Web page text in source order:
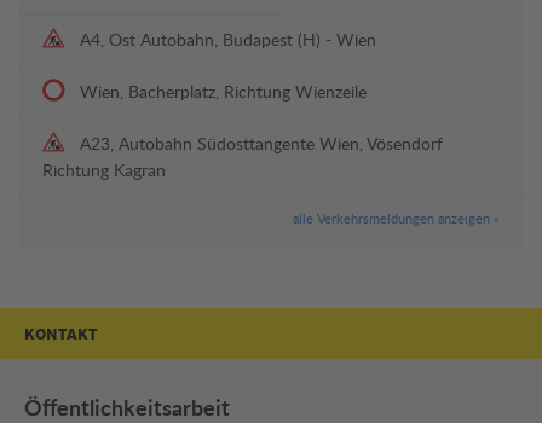
A4, Ost Autobahn, Budapest (H) - Wien
Wien, Bacherplatz, Richtung Wienzeile
A23, Autobahn Südosttangente Wien, Vösendorf
Richtung Kagran
alle Verkehrsmeldungen anzeigen »
KONTAKT
Öffentlichkeitsarbeit